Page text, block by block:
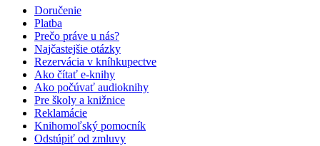
Doručenie
Platba
Prečo práve u nás?
Najčastejšie otázky
Rezervácia v kníhkupectve
Ako čítať e-knihy
Ako počúvať audioknihy
Pre školy a knižnice
Reklamácie
Knihomoľský pomocník
Odstúpiť od zmluvy